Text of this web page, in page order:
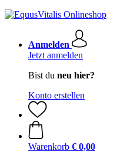
Anmelden
Jetzt anmelden
Bist du neu hier?
Konto erstellen
Warenkorb € 0,00